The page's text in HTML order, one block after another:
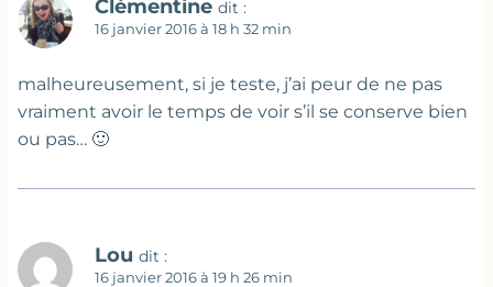
Clémentine dit :
16 janvier 2016 à 18 h 32 min
malheureusement, si je teste, j’ai peur de ne pas
vraiment avoir le temps de voir s’il se conserve bien
ou pas… 🙂
Lou dit :
16 janvier 2016 à 19 h 26 min